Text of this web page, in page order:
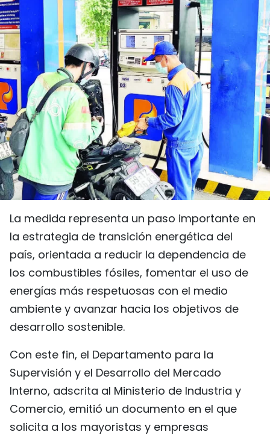
VIAJES
PUENTE DE AMISTAD
HISTORIAS MULTIMEDIA
FOTOGRAFÍA
¿QUIÉNES SOMOS?
TIẾNG VIỆT
ENGLISH
中文
FRANÇAIS
РУССКИЙ
La medida representa un paso importante en
la estrategia de transición energética del
país, orientada a reducir la dependencia de
los combustibles fósiles, fomentar el uso de
energías más respetuosas con el medio
ambiente y avanzar hacia los objetivos de
desarrollo sostenible.
Con este fin, el Departamento para la
Supervisión y el Desarrollo del Mercado
Interno, adscrita al Ministerio de Industria y
Comercio, emitió un documento en el que
solicita a los mayoristas y empresas